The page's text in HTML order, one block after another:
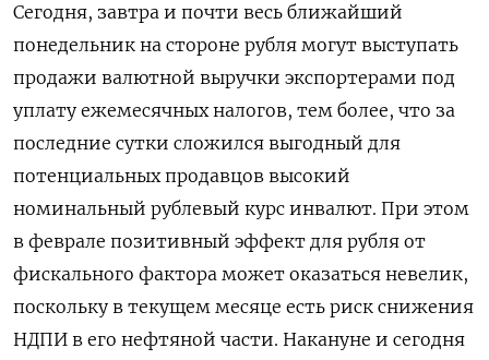
Сегодня, завтра и почти весь ближайший
понедельник на стороне рубля ​могут выступать
продажи валютной выручки экспортерами под
уплату ежемесячных налогов, тем более, что за
последние сутки сложился выгодный для
потенциальных ‌продавцов высокий
номинальный рублевый курс инвалют. При этом
в феврале позитивный эффект для рубля от
фискального фактора может оказаться невелик,
поскольку в текущем месяце есть риск снижения
НДПИ в его нефтяной части. Накануне и сегодня